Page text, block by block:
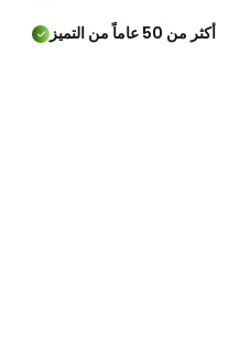
أكثر من 50 عاماً من التميز